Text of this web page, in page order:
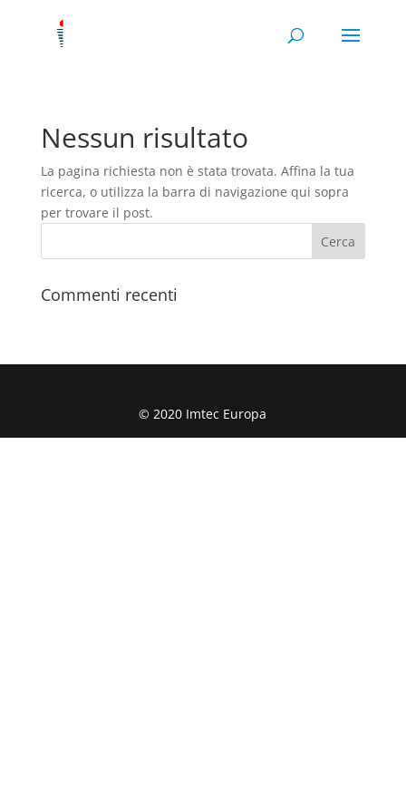
Nessun risultato
La pagina richiesta non è stata trovata. Affina la tua
ricerca, o utilizza la barra di navigazione qui sopra
per trovare il post.
Commenti recenti
© 2020 Imtec Europa